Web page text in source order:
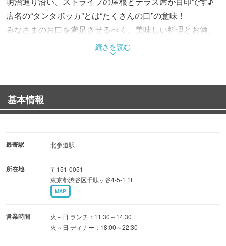
店名の“タンタボッカ”とは“たくさんの口”の意味！
みなさまのお口を満足させるべく、美味しい料理とお酒、
陽気なスタッフが皆様のお越しをお待ちしています！！
テラス付の広々店内を貸切でもご利用いただけます♪♪
★【期間限定】ハウスワイン赤・白 飲み放題始めまし
お一人様1,500円（２時間）
★限定宴会コース 4,000円から！！
プロジェクター・８３インチ大スクリーン・マイク・アン
プ等完備！！
飲み放題プランも用意しています♪
続きを読む
基本情報
最寄駅 北参道駅
所在地
〒151-0051
東京都渋谷区千駄ヶ谷4-5-1 1F
MAP
営業時間
火～日 ランチ：11:30～14:30
火～日 ディナー：18:00～22:30